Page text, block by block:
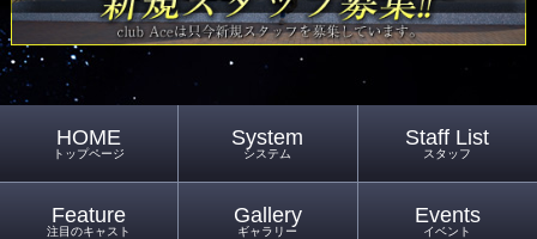
HOME
トップページ
System
システム
Staff List
スタッフ
Feature
注目のキャスト
Gallery
ギャラリー
Events
イベント